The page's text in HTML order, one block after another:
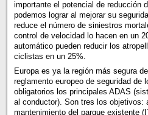
importante el potencial de reducción
podemos lograr al mejorar su
reduce el número de siniestros
control de velocidad lo hacen en un
automático pueden reducir los
ciclistas en un 25%.
Europa es ya la región más segura
reglamento europeo de seguridad de
obligatorios los principales ADAS
al conductor). Son tres los objetivos:
mantenimiento del parque existente